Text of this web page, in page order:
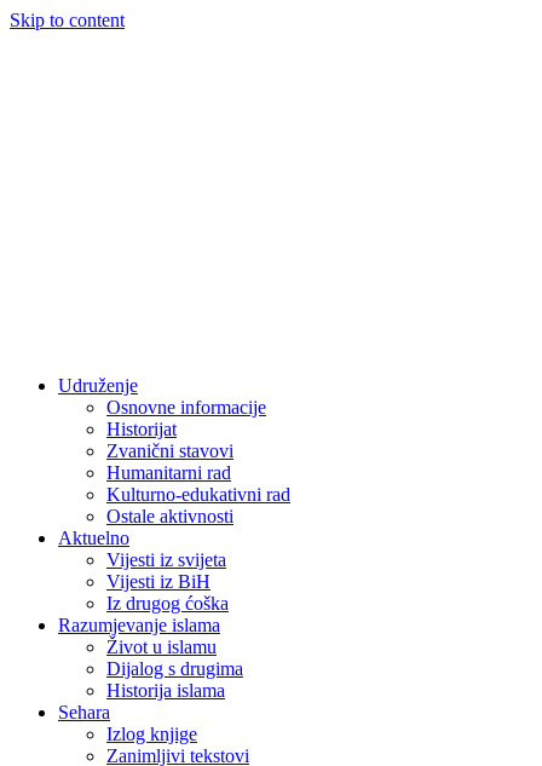
Skip to content
Udruženje
Osnovne informacije
Historijat
Zvanični stavovi
Humanitarni rad
Kulturno-edukativni rad
Ostale aktivnosti
Aktuelno
Vijesti iz svijeta
Vijesti iz BiH
Iz drugog ćoška
Razumjevanje islama
Život u islamu
Dijalog s drugima
Historija islama
Sehara
Izlog knjige
Zanimljivi tekstovi